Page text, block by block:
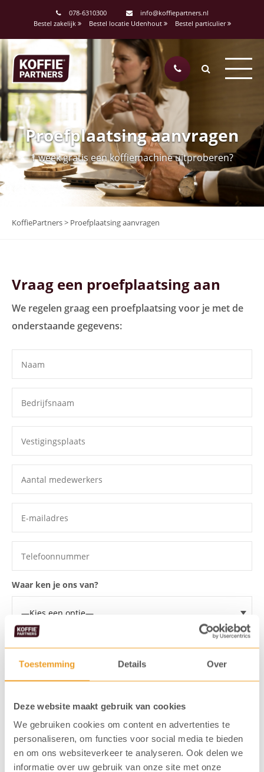
Toestemming Details Over
Deze website maakt gebruik van cookies
We gebruiken cookies om content en advertenties te
personaliseren, om functies voor social media te bieden
en om ons websiteverkeer te analyseren. Ook delen we
informatie over uw gebruik van onze site met onze
078-6310300
info@koffiepartners.nl
Bestel zakelijk
Bestel locatie Udenhout Bestel particulier
Proefplaatsing aanvragen
1 week gratis een koffiemachine uitproberen?
KoffiePartners> Proefplaatsing aanvragen
Vraag een proefplaatsing aan
We regelen graag een proefplaatsing voor je met de
onderstaande gegevens:
Waar ken je ons van?
Voor welke koffiemachine wil je een proefplaatsing?
Ik ga akkoord dat mijn gegevensopgeslagen worden
Ik meld me aan voor de KoffiePartners nieuwsbrief
Verstuur formulier